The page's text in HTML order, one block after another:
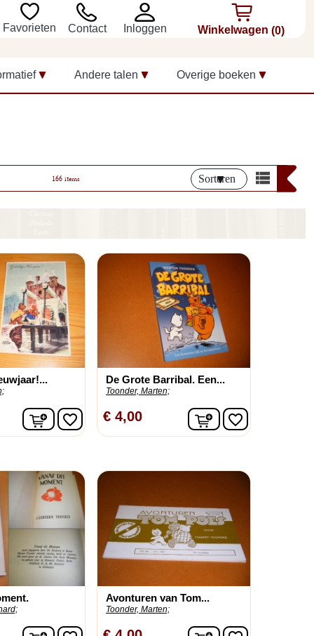
Favorieten Contact Inloggen Winkelwagen (0)
Andere talen Overige boeken
166 items Sorteren
In winkelwagen
favorite_border
De Grote Barribal. Een...
Toonder, Marten;
€ 4,00 In winkelwagen
favorite_border
In winkelwagen
Avonturen van Tom...
Toonder, Marten;
In winkelwagen